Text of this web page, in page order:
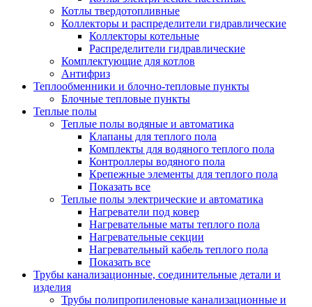
Котлы твердотопливные
Коллекторы и распределители гидравлические
Коллекторы котельные
Распределители гидравлические
Комплектующие для котлов
Антифриз
Теплообменники и блочно-тепловые пункты
Блочные тепловые пункты
Теплые полы
Теплые полы водяные и автоматика
Клапаны для теплого пола
Комплекты для водяного теплого пола
Контроллеры водяного пола
Крепежные элементы для теплого пола
Показать все
Теплые полы электрические и автоматика
Нагреватели под ковер
Нагревательные маты теплого пола
Нагревательные секции
Нагревательный кабель теплого пола
Показать все
Трубы канализационные, соединительные детали и
изделия
Трубы полипропиленовые канализационные и